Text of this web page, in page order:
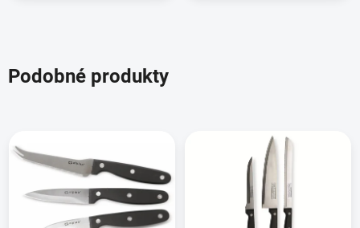
Podobné produkty